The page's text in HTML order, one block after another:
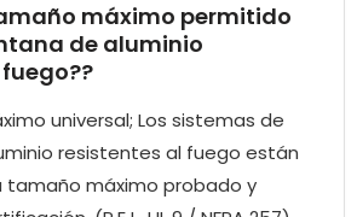
máximo permitido
de aluminio
universal; Los sistemas de
resistentes al fuego están
tamaño máximo probado y